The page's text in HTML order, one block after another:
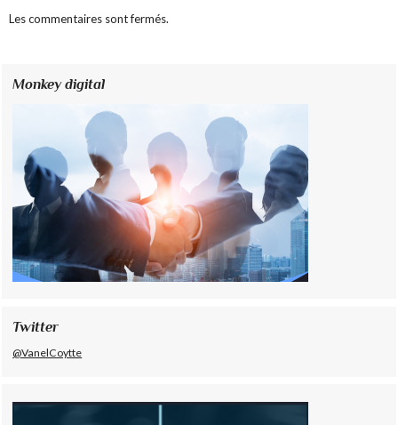
Les commentaires sont fermés.
Monkey digital
Twitter
@VanelCoytte